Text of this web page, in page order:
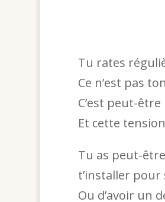
Tu rates
Ce n’est pas
C’est peut-
Et cette
Tu as peut-
t’installer pour
Ou d’avoir un